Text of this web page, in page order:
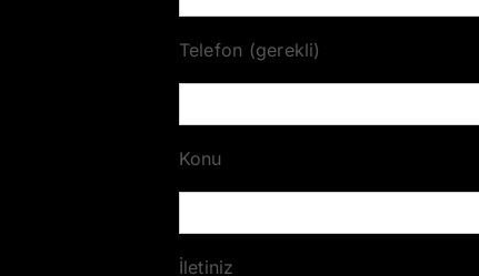
Telefon (gerekli)
Konu
İletiniz